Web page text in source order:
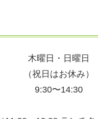
木曜日・日曜日
（祝日はお休み）
9:30〜14:30